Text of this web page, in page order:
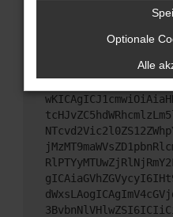
Text schicken, um
unterstützen:Optionale
Alle